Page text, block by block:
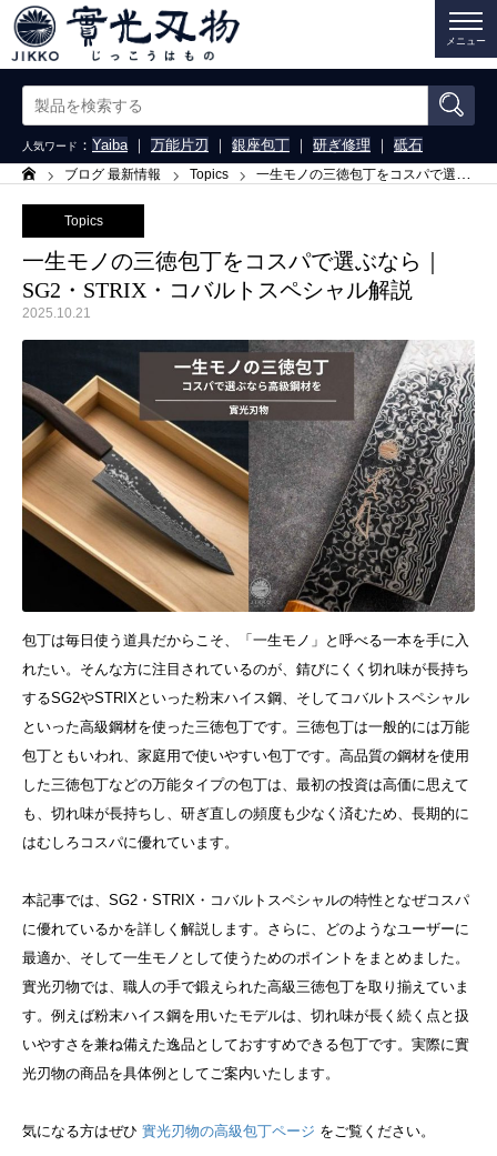
メニュー
人気ワード ： Yaiba｜ 万能片刃 ｜ 銀座包丁 ｜ 研ぎ修理 ｜ 砥石
ーム ブログ 最新情報 Topics 一生モノの三徳包丁をコスパで選ぶなら｜SG2・STRIX・コバルトスペシャル解説
Topics
一生モノの三徳包丁をコスパで選ぶなら｜
SG2・STRIX・コバルトスペシャル解説
2025.10.21
包丁は毎日使う道具だからこそ、「一生モノ」と呼べる一本を手に入
れたい。そんな方に注目されているのが、錆びにくく切れ味が長持ち
するSG2やSTRIXといった粉末ハイス鋼、そしてコバルトスペシャル
といった高級鋼材を使った三徳包丁です。三徳包丁は一般的には万能
包丁ともいわれ、家庭用で使いやすい包丁です。 高品質の鋼材を使用
した三徳包丁などの万能タイプの包丁は、最初の投資は高価に思えて
も、切れ味が長持ちし、研ぎ直しの頻度も少なく済むため、長期的に
はむしろコスパに優れています。
本記事では、SG2・STRIX・コバルトスペシャルの特性となぜコスパ
に優れているかを詳しく解説します。さらに、どのようなユーザーに
最適か、そして一生モノとして使うためのポイントをまとめました。
實光刃物では、職人の手で鍛えられた高級三徳包丁を取り揃えていま
す。例えば粉末ハイス鋼を用いたモデルは、切れ味が長く続く点と扱
いやすさを兼ね備えた逸品としておすすめできる包丁です。 実際に實
光刃物の商品を具体例としてご案内いたします。
気になる方はぜひ 實光刃物の高級包丁ページ をご覧ください。